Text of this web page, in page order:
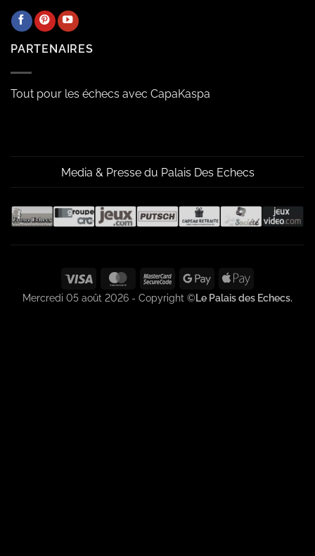
PARTENAIRES
Tout pour les échecs avec CapaKaspa
Media & Presse du Palais Des Echecs
Visa MasterCardMasterCard
2
Google
Pay
Apple
Pay
Mercredi 05 août 2026 - Copyright ©Le Palais des Echecs.